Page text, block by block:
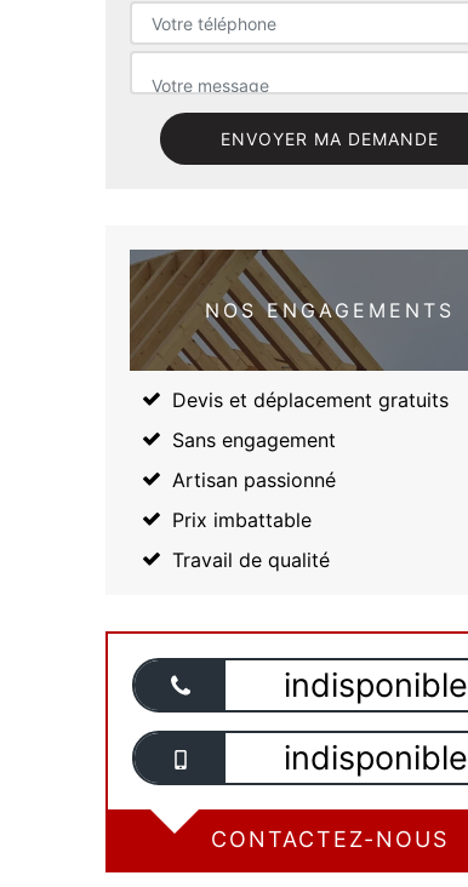
NOS ENGAGEMENTS
Devis et déplacement gratuits
Sans engagement
Artisan passionné
Prix imbattable
Travail de qualité
indisponible
indisponible
CONTACTEZ-NOUS